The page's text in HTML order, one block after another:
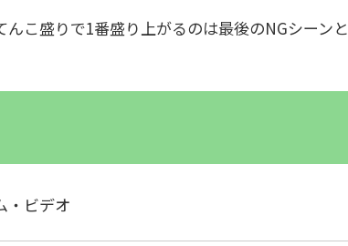
こ盛りで1番盛り上がるのは最後のNGシーンと
ビデオ